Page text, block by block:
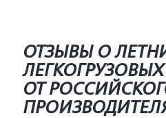
ОТЗЫВЫ О
ОТ